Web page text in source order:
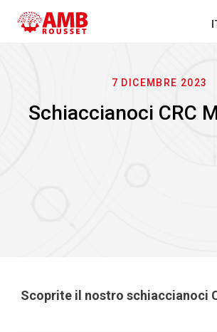
7 DICEMBRE 2023
Schiaccianoci CRC
Scoprite il nostro schiaccianoci